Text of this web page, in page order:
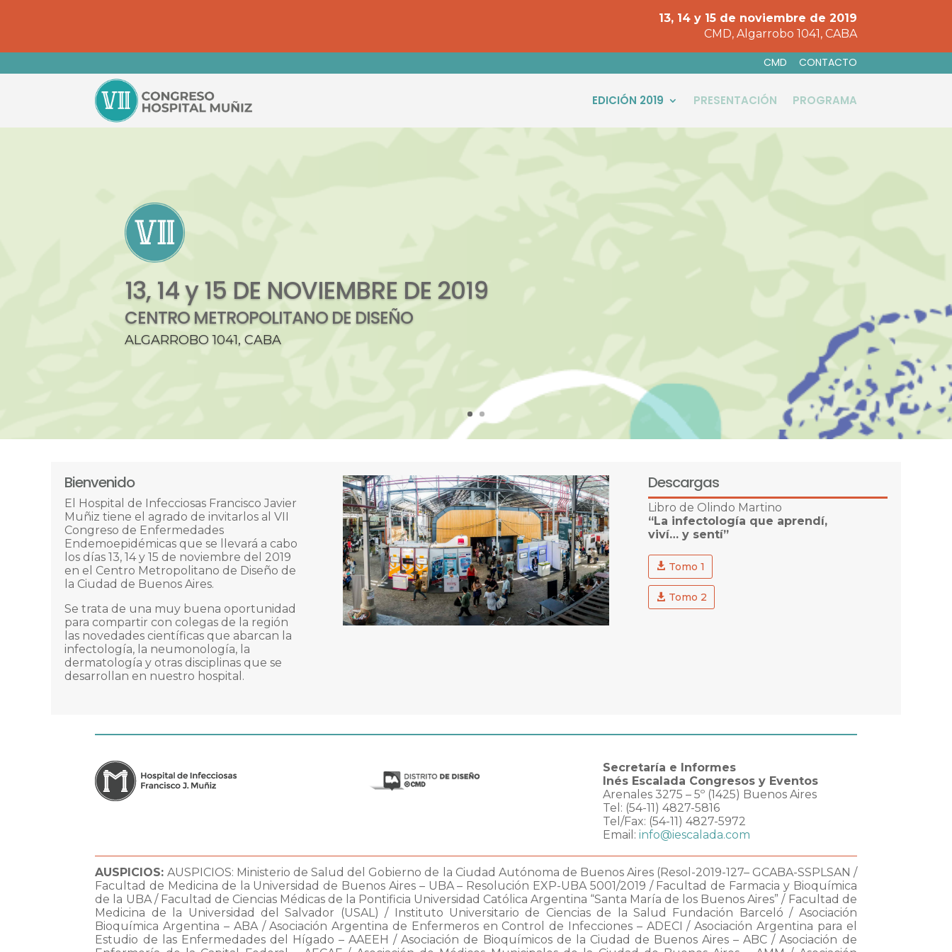
13, 14 y 15 de noviembre de 2019
CMD, Algarrobo 1041, CABA
CMD CONTACTO
EDICIÓN 2019 PRESENTACIÓN PROGRAMA
13, 14 y 15 DE NOVIEMBRE DE 2019
CENTRO METROPOLITANO DE DISEÑO
ALGARROBO 1041, CABA
Bienvenido
El Hospital de Infecciosas Francisco Javier
Muñiz tiene el agrado de invitarlos al VII
Congreso de Enfermedades
Endemoepidémicas que se llevará a cabo
los días 13, 14 y 15 de noviembre del 2019
en el Centro Metropolitano de Diseño de
la Ciudad de Buenos Aires.
Se trata de una muy buena oportunidad
para compartir con colegas de la región
las novedades científicas que abarcan la
infectología, la neumonología, la
dermatología y otras disciplinas que se
desarrollan en nuestro hospital.
Descargas
Libro de Olindo Martino
“La infectología que aprendí,
viví… y sentí”
Tomo 1
Tomo 2
Secretaría e Informes
Inés Escalada Congresos y Eventos
Arenales 3275 – 5º (1425) Buenos Aires
Tel: (54-11) 4827-5816
Tel/Fax: (54-11) 4827-5972
Email:info@iescalada.com
AUSPICIOS: AUSPICIOS: Ministerio de Salud del Gobierno de la Ciudad Autónoma de Buenos Aires (Resol-2019-127– GCABA-SSPLSAN /
Facultad de Medicina de la Universidad de Buenos Aires – UBA – Resolución EXP-UBA 5001/2019 / Facultad de Farmacia y Bioquímica
de la UBA / Facultad de Ciencias Médicas de la Pontificia Universidad Católica Argentina “Santa María de los Buenos Aires” / Facultad de
Medicina de la Universidad del Salvador (USAL) / Instituto Universitario de Ciencias de la Salud Fundación Barceló / Asociación
Bioquímica Argentina – ABA / Asociación Argentina de Enfermeros en Control de Infecciones – ADECI / Asociación Argentina para el
Estudio de las Enfermedades del Hígado – AAEEH / Asociación de Bioquímicos de la Ciudad de Buenos Aires – ABC / Asociación de